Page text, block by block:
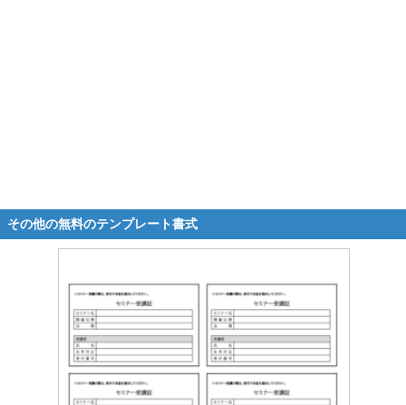
その他の無料のテンプレート書式